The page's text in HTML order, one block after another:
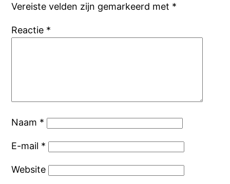
Vereiste velden zijn gemarkeerd met *
Reactie *
Naam *
E-mail *
Website